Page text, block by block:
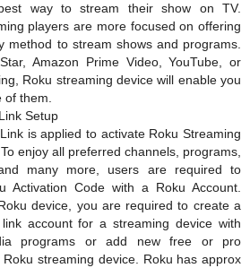
way to stream their show on TV.
players are more focused on offering
method to stream shows and programs.
Amazon Prime Video, YouTube, or
Roku streaming device will enable you
of them.
Setup
is applied to activate Roku Streaming
enjoy all preferred channels, programs,
many more, users are required to
Activation Code with a Roku Account.
device, you are required to create a
account for a streaming device with
programs or add new free or pro
streaming device. Roku has approx